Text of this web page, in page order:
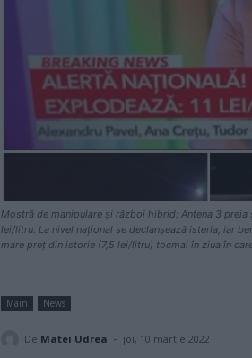
Mostră de manipulare și război hibrid: Antena 3
lei/litru. La nivel național se declanșează isteria, iar
mare preț din istorie (7,5 lei/litru) tocmai în ziua în
Main News
De Matei Udrea - joi, 10 martie 2022